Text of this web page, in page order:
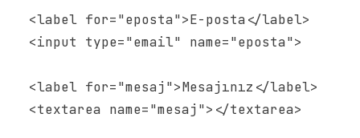
  <label for="eposta">E-posta</label>
  <input type="email" name="eposta">
  <label for="mesaj">Mesajınız</label>
  <textarea name="mesaj"></textarea>